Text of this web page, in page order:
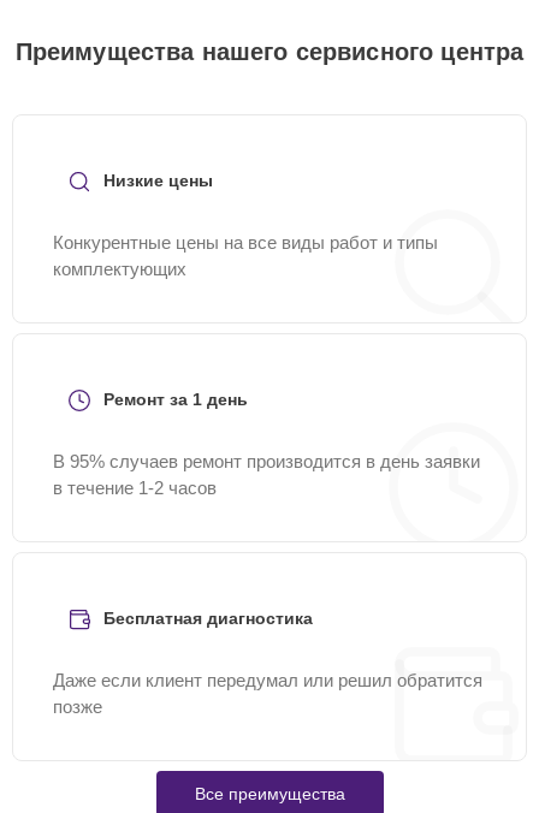
Преимущества нашего сервисного центра
Низкие цены
Конкурентные цены на все виды работ и типы
комплектующих
Ремонт за 1 день
В 95% случаев ремонт производится в день заявки
в течение 1-2 часов
Бесплатная диагностика
Даже если клиент передумал или решил обратится
позже
Все преимущества